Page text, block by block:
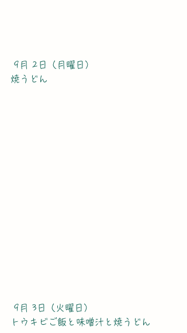
9月 2日（月曜日）
焼うどん
9月 3日（火曜日）
トウキビご飯と味噌汁と焼うどん